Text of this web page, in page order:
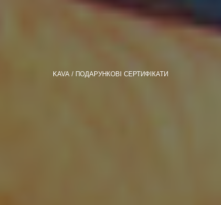
KAVA ПОДАРУНКОВІ СЕРТИФІКАТИ